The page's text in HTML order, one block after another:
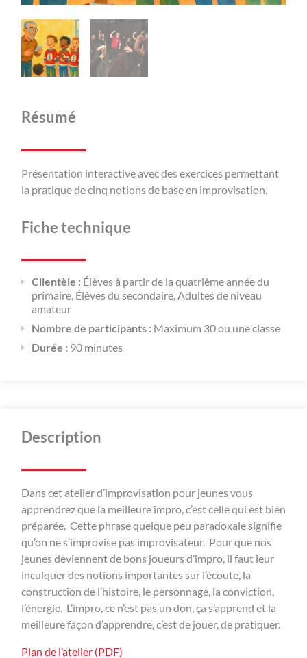
Résumé
Présentation interactive avec des exercices permettant
la pratique de cinq notions de base en improvisation.
Fiche technique
Clientèle : Élèves à partir de la quatrième année du
primaire, Élèves du secondaire, Adultes de niveau
amateur
Nombre de participants : Maximum 30 ou une classe
Durée : 90 minutes
Description
Dans cet atelier d’improvisation pour jeunes vous
apprendrez que la meilleure impro, c’est celle qui est bien
préparée. Cette phrase quelque peu paradoxale signifie
qu’on ne s’improvise pas improvisateur. Pour que nos
jeunes deviennent de bons joueurs d’impro, il faut leur
inculquer des notions importantes sur l’écoute, la
construction de l’histoire, le personnage, la conviction,
l’énergie. L’impro, ce n’est pas un don, ça s’apprend et la
meilleure façon d’apprendre, c’est de jouer, de pratiquer.
Plan de l’atelier (PDF)